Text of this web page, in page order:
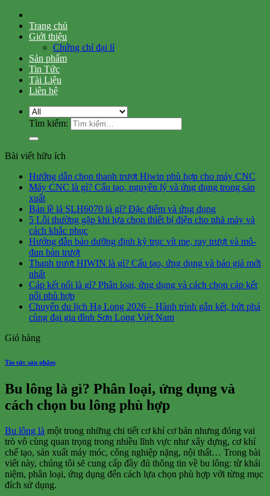
Trang chủ
Giới thiệu
Chứng chỉ đại lí
Sản phẩm
Tin Tức
Tài Liệu
Liên hệ
Tìm kiếm:
Bài viết hữu ích
Hướng dẫn chọn thanh trượt Hiwin phù hợp cho máy CNC
Máy CNC là gì? Cấu tạo, nguyên lý và ứng dụng trong sản
xuất
Bản lề lá SLH6070 là gì? Đặc điểm và ứng dụng
5 Lỗi thường gặp khi lựa chọn thiết bị điện cho nhà máy và
cách khắc phục
Hướng đẫn bảo dưỡng định kỳ trục vít me, ray trượt và mô-
đun bàn trượt
Thanh trượt HIWIN là gì? Cấu tạo, ứng dụng và báo giá mới
nhất
Cáp kết nối là gì? Phân loại, ứng dụng và cách chọn cáp kết
nối phù hợp
Chuyến du lịch Hạ Long 2026 – Hành trình gắn kết, bứt phá
cùng đại gia đình Sơn Long Việt Nam
Giỏ hàng
Tin tức sản phẩm
Bu lông là gì? Phân loại, ứng dụng và
cách chọn bu lông phù hợp
Bu lông là một trong những chi tiết cơ khí cơ bản nhưng đóng vai
trò vô cùng quan trọng trong nhiều lĩnh vực như xây dựng, cơ khí
chế tạo, sản xuất máy móc, công nghiệp nặng, nội thất… Trong bài
viết này, chúng tôi sẽ cung cấp đầy đủ thông tin về bu lông: từ khái
niệm, phân loại, ứng dụng đến cách lựa chọn phù hợp với từng mục
đích sử dụng.